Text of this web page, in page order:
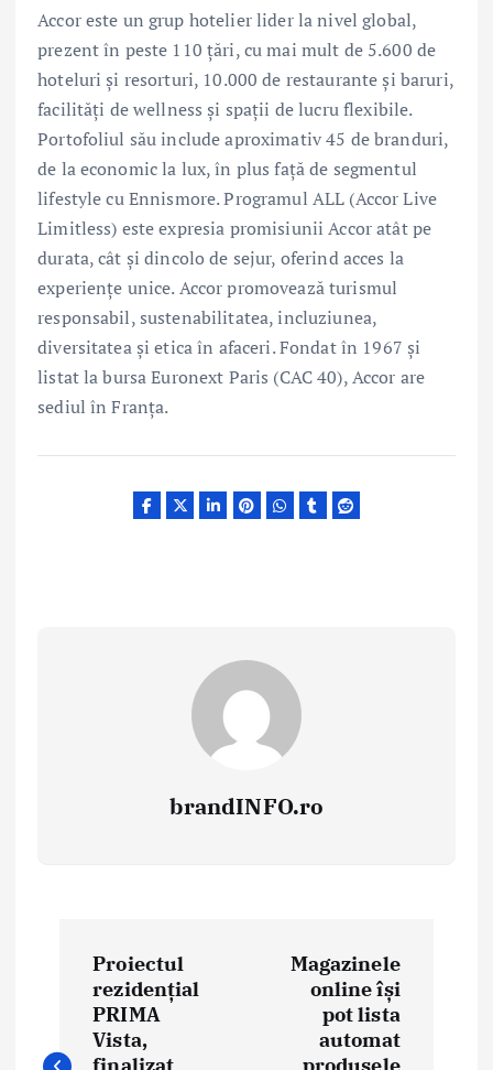
Accor este un grup hotelier lider la nivel global,
prezent în peste 110 țări, cu mai mult de 5.600 de
hoteluri și resorturi, 10.000 de restaurante și baruri,
facilități de wellness și spații de lucru flexibile.
Portofoliul său include aproximativ 45 de branduri,
de la economic la lux, în plus față de segmentul
lifestyle cu Ennismore. Programul ALL (Accor Live
Limitless) este expresia promisiunii Accor atât pe
durata, cât și dincolo de sejur, oferind acces la
experiențe unice. Accor promovează turismul
responsabil, sustenabilitatea, incluziunea,
diversitatea și etica în afaceri. Fondat în 1967 și
listat la bursa Euronext Paris (CAC 40), Accor are
sediul în Franța.
brandINFO.ro
Proiectul
rezidențial
PRIMA
Vista,
Magazinele
online își
pot lista
automat